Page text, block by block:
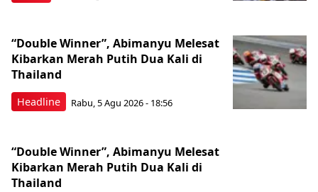
Headline
“Double Winner”, Abimanyu Melesat
Kibarkan Merah Putih Dua Kali di
Thailand
Rabu, 5 Agu 2026 - 18:56
“Double Winner”, Abimanyu Melesat
Kibarkan Merah Putih Dua Kali di
Thailand